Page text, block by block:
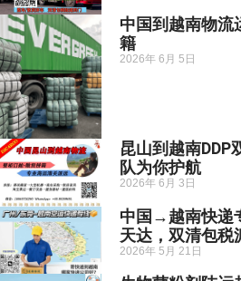
中国到越南物流
籍
2026年 6月 5日
昆山到越南DDP
队为你护航
2026年 6月 3日
中国→越南快递
天达，双清包税
2026年 5月 21日